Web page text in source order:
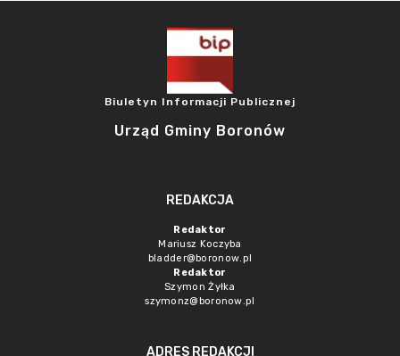
Biuletyn Informacji Publicznej
Urząd Gminy Boronów
REDAKCJA
Redaktor
Mariusz Koczyba
bladder@boronow.pl
Redaktor
Szymon Żyłka
szymonz@boronow.pl
ADRES REDAKCJI